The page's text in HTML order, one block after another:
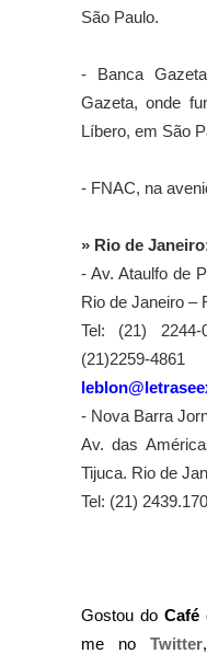
São Paulo.
- Banca
Gazeta, onde
Líbero, em São
- FNAC, na
» Rio de
- Av. Ataulfo de
Rio de Janeiro –
Tel: (21)
(21)2259-4861
- Nova Barra
Av. das
Tijuca. Rio de
Tel: (21)
Gostou do Café
me no Twitter